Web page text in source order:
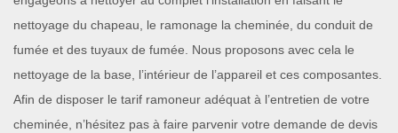
nettoyage du chapeau, le ramonage la cheminée, du conduit de
fumée et des tuyaux de fumée. Nous proposons avec cela le
nettoyage de la base, l’intérieur de l’appareil et ces composantes.
Afin de disposer le tarif ramoneur adéquat à l’entretien de votre
cheminée, n’hésitez pas à faire parvenir votre demande de devis